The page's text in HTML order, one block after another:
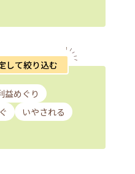
して絞り込む
益めぐり
いやされる